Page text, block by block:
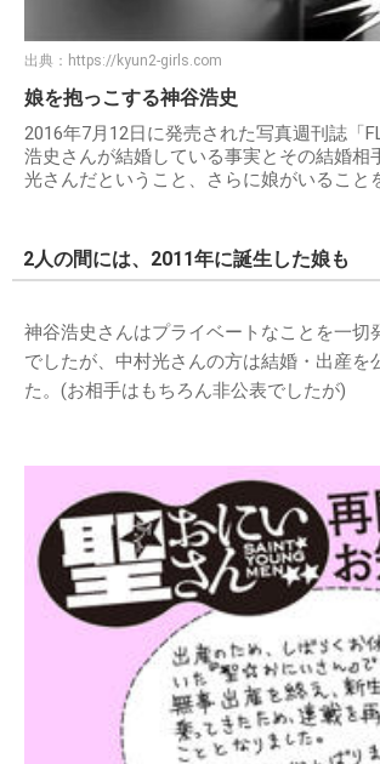
出典： https://kyun2-girls.com
娘を抱っこする神谷浩史
2016年7月12日に発売された写真週刊誌「
浩史さんが結婚している事実とその結婚相
光さんだということ、さらに娘がいること
2人の間には、2011年に誕生した娘も
神谷浩史さんはプライベートなことを一切
でしたが、中村光さんの方は結婚・出産を
た。(お相手はもちろん非公表でしたが)